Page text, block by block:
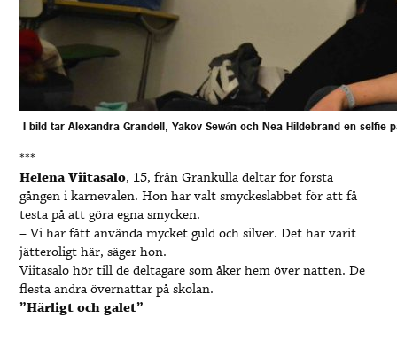
I bild tar Alexandra Grandell, Yakov Sewón och Nea Hildebrand en
***
Helena Viitasalo, 15, från Grankulla deltar för första
gången i karnevalen. Hon har valt smyckeslabbet för att få
testa på att göra egna smycken.
– Vi har fått använda mycket guld och silver. Det har varit
jätteroligt här, säger hon.
Viitasalo hör till de deltagare som åker hem över natten. De
flesta andra övernattar på skolan.
”Härligt och galet”